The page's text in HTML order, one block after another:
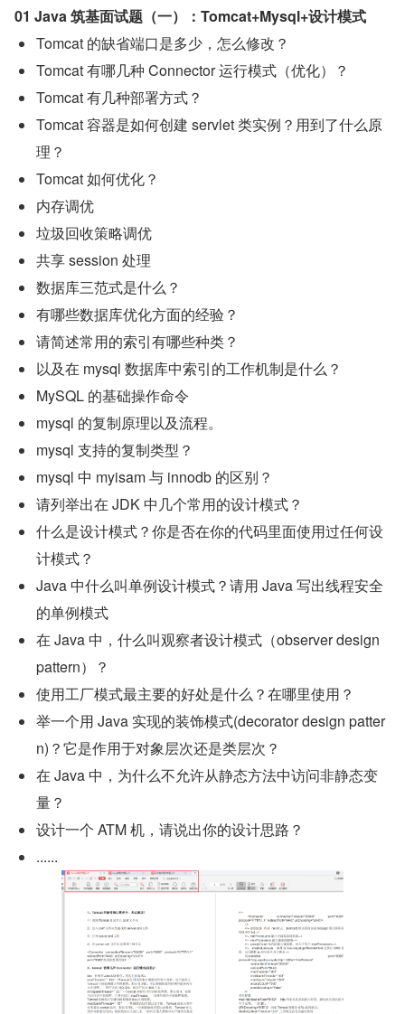
01 Java 筑基面试题（一）：Tomcat+Mysql+设计模式
Tomcat 的缺省端口是多少，怎么修改？
Tomcat 有哪几种 Connector 运行模式（优化）？
Tomcat 有几种部署方式？
Tomcat 容器是如何创建 servlet 类实例？用到了什么原
理？
Tomcat 如何优化？
内存调优
垃圾回收策略调优
共享 session 处理
数据库三范式是什么？
有哪些数据库优化方面的经验？
请简述常用的索引有哪些种类？
以及在 mysql 数据库中索引的工作机制是什么？
MySQL 的基础操作命令
mysql 的复制原理以及流程。
mysql 支持的复制类型？
mysql 中 myisam 与 innodb 的区别？
请列举出在 JDK 中几个常用的设计模式？
什么是设计模式？你是否在你的代码里面使用过任何设
计模式？
Java 中什么叫单例设计模式？请用 Java 写出线程安全
的单例模式
在 Java 中，什么叫观察者设计模式（observer design
pattern）？
使用工厂模式最主要的好处是什么？在哪里使用？
举一个用 Java 实现的装饰模式(decorator design patter
n)？它是作用于对象层次还是类层次？
在 Java 中，为什么不允许从静态方法中访问非静态变
量？
设计一个 ATM 机，请说出你的设计思路？
......